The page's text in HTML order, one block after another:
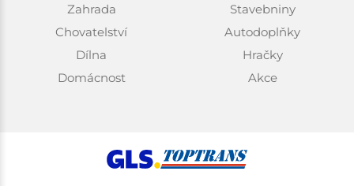
Zahrada
Chovatelství
Dílna
Domácnost
Stavebniny
Autodoplňky
Hračky
Akce